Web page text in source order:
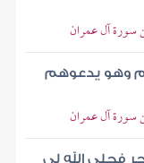
سورة آل عمران
وهو يدعوهم
سورة آل عمران
فجلى الله لي